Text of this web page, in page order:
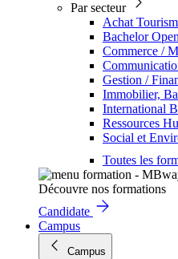
Par secteur
Achat
Bachelor Open
Commerce /
Gestion /
Immobilier,
International
Ressources
Social et
Toutes les
Découvre nos formations
Candidate
Campus
Campus